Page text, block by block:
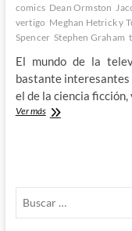
comics Dean Ormston
vertigo Meghan Hetrick y
Spencer Stephen Graham
El mundo de la
bastante interesantes
el de la ciencia
Ver másBodies
tiempo